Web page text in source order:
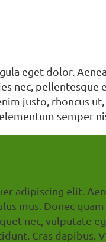
eget dolor.
nec, pellentesque
justo, rhoncus
semper
elit.
mus. Donec
nec, vulputate
Cras dapibus.